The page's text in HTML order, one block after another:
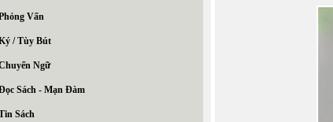
Vấn
/ Tùy Bút
Ngữ
Sách - Mạn Đàm
Sách